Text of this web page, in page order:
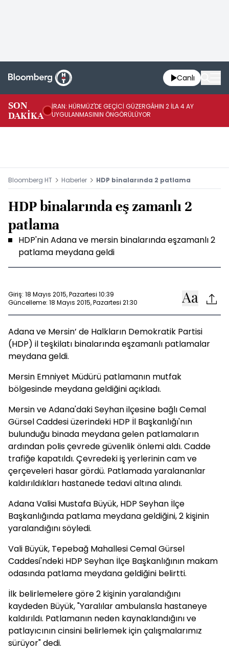
Canlı
SON
DAKİKA
İRAN: HÜRMÜZ'DE GEÇİCİ GÜZERGÂHIN 2 İLA 4 AY
UYGULANMASININ ÖNGÖRÜLÜYOR
Bloomberg HT Haberler HDP binalarında 2 patlama
HDP binalarında eş zamanlı 2
patlama
HDP'nin Adana ve mersin binalarında eşzamanlı 2
patlama meydana geldi
Giriş: 18 Mayıs 2015, Pazartesi 10:39
Güncelleme: 18 Mayıs 2015, Pazartesi 21:30
Adana ve Mersin’ de Halkların Demokratik Partisi
(HDP) il teşkilatı binalarında eşzamanlı patlamalar
meydana geldi.
Mersin Emniyet Müdürü patlamanın mutfak
bölgesinde meydana geldiğini açıkladı.
Mersin ve Adana'daki Seyhan ilçesine bağlı Cemal
Gürsel Caddesi üzerindeki HDP İl Başkanlığı'nın
bulunduğu binada meydana gelen patlamaların
ardından polis çevrede güvenlik önlemi aldı. Cadde
trafiğe kapatıldı. Çevredeki iş yerlerinin cam ve
çerçeveleri hasar gördü. Patlamada yaralananlar
kaldırıldıkları hastanede tedavi altına alındı.
Adana Valisi Mustafa Büyük, HDP Seyhan İlçe
Başkanlığında patlama meydana geldiğini, 2 kişinin
yaralandığını söyledi.
Vali Büyük, Tepebağ Mahallesi Cemal Gürsel
Caddesi'ndeki HDP Seyhan İlçe Başkanlığının makam
odasında patlama meydana geldiğini belirtti.
İlk belirlemelere göre 2 kişinin yaralandığını
kaydeden Büyük, "Yaralılar ambulansla hastaneye
kaldırıldı. Patlamanın neden kaynaklandığını ve
patlayıcının cinsini belirlemek için çalışmalarımız
sürüyor" dedi.